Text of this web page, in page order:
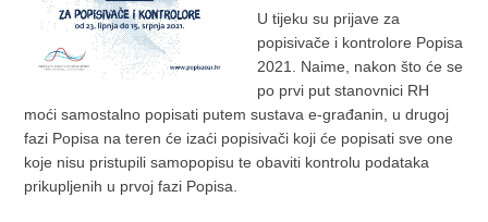
U tijeku su prijave za
popisivače i kontrolore Popisa
2021. Naime, nakon što će se
po prvi put stanovnici RH
moći samostalno popisati putem sustava e-građanin, u drugoj
fazi Popisa na teren će izaći popisivači koji će popisati sve one
koje nisu pristupili samopopisu te obaviti kontrolu podataka
prikupljenih u prvoj fazi Popisa.